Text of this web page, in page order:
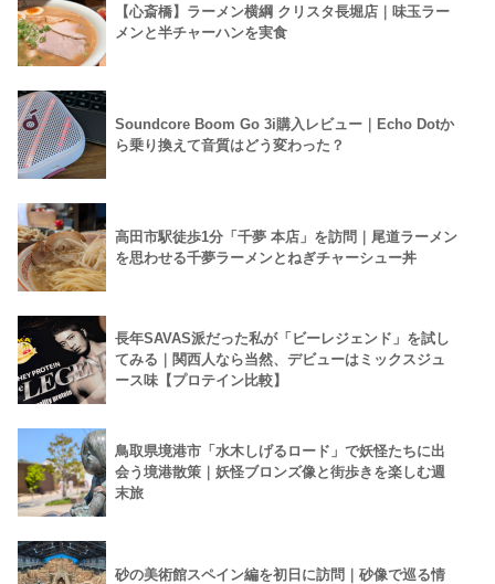
【心斎橋】ラーメン横綱 クリスタ長堀店｜味玉ラー
メンと半チャーハンを実食
Soundcore Boom Go 3i購入レビュー｜Echo Dotか
ら乗り換えて音質はどう変わった？
高田市駅徒歩1分「千夢 本店」を訪問｜尾道ラーメン
を思わせる千夢ラーメンとねぎチャーシュー丼
長年SAVAS派だった私が「ビーレジェンド」を試し
てみる｜関西人なら当然、デビューはミックスジュ
ース味【プロテイン比較】
鳥取県境港市「水木しげるロード」で妖怪たちに出
会う境港散策｜妖怪ブロンズ像と街歩きを楽しむ週
末旅
砂の美術館スペイン編を初日に訪問｜砂像で巡る情